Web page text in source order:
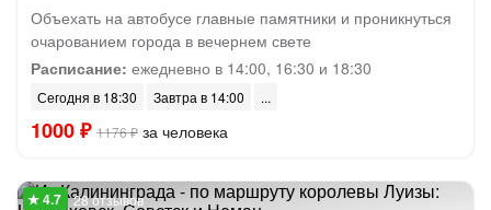
Объехать на автобусе главные памятники и проникнуться
очарованием города в вечернем свете
Расписание: ежедневно в 14:00, 16:30 и 18:30
Сегодня в 18:30 Завтра в 14:00
1000 ₽ 1176 ₽ за человека
28 отзывов